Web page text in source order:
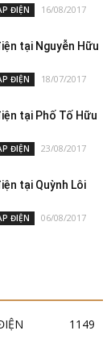
ĐIỆN 16/08/2017
tại Nguyễn Hữu
ĐIỆN 18/07/2017
tại Phố Tố Hữu
ĐIỆN 23/08/2017
tại Quỳnh Lôi
ĐIỆN 06/08/2017
1149